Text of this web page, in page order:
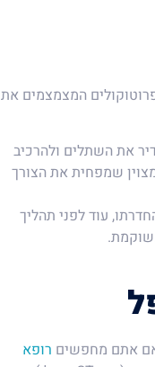
המצמצמים את
את השתלים ולהרכיב
שמפחית את הצורך
עוד לפני תהליך
אם אתם מחפשים רופא